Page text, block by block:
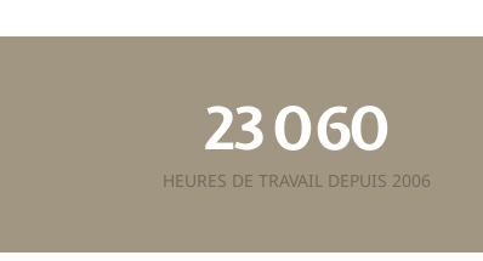
23060
HEURES DE TRAVAIL DEPUIS 2006